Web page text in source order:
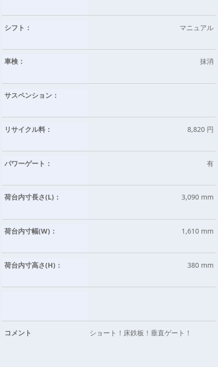
シフト： マニュアル
車検： 抹消
サスペンション：
リサイクル料： 8,820 円
パワーゲート： 有
荷台内寸長さ(L)： 3,090 mm
荷台内寸幅(W)： 1,610 mm
荷台内寸高さ(H)： 380 mm
コメント ショート！床鉄板！垂直ゲート！